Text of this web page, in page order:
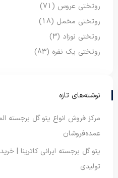
روتختی عروس (71)
روتختی مخمل (18)
روتختی نوزاد (3)
روتختی یک نفره (83)
نوشته‌های تازه
مرکز فروش انواع پتو گل برجسته
عمده‌فروشان
پتو گل برجسته ایرانی کاترینا |
تولیدی